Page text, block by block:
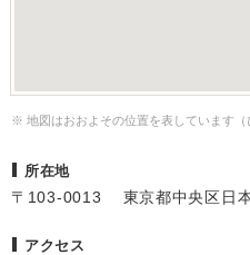
※ 地図はおおよその位置を表しています（
所在地
〒103-0013 東京都中央区日
アクセス